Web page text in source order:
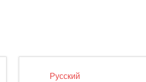
Русский